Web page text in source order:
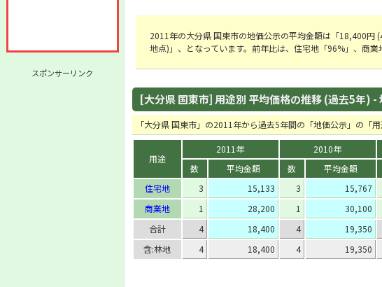
スポンサーリンク
2011年の大分県 国東市の地価公示の平均金額は「18,400円
地点)」、となっています。前年比は、住宅地「96%」、商業
[大分県 国東市] 用途別 平均価格の推移 (過去5年)
「大分県 国東市」の2011年から過去5年間の「地価公示」の「
用途
2011年 2010年
数
平均金額 数 平均金額
住宅地
3 15,133 3 15,767
商業地
1 28,200 1 30,100
合計
4 18,400 4 19,350
含:林地
4 18,400 4 19,350